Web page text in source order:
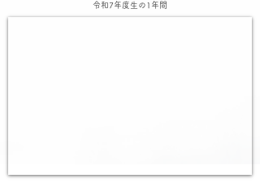
令和7年度生の1年間